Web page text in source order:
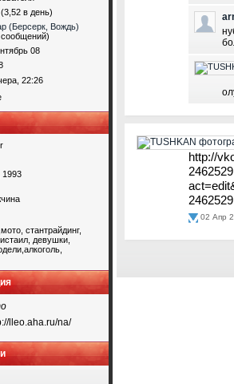
в день)
(Берсерк, Вождь)
сообщений)
08
22:26
стантрайдинг,
девушки,
lleo.aha.ru/na/
http://
02 Апр